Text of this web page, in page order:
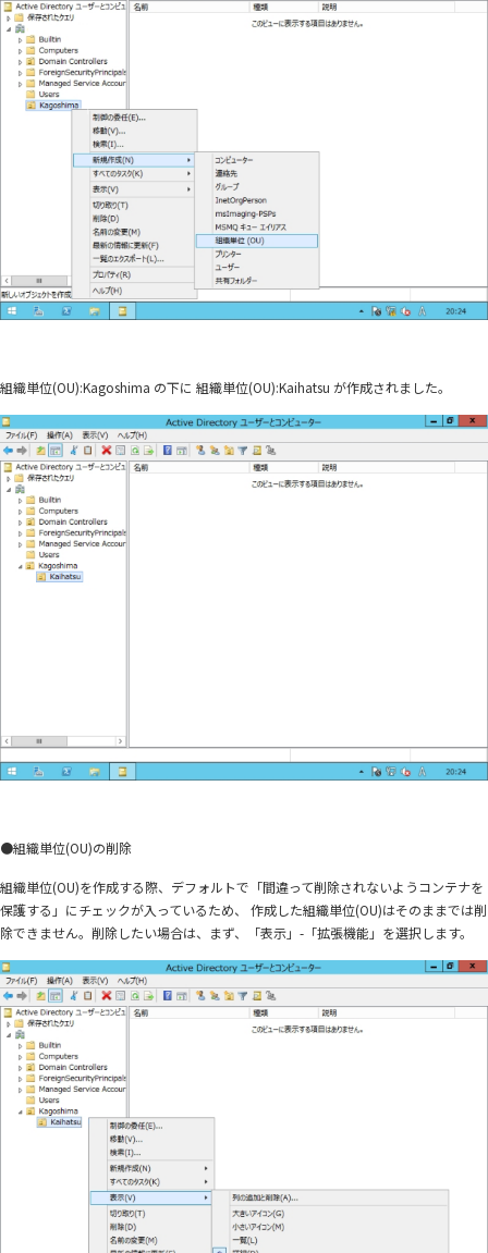
組織単位(OU):Kagoshima の下に 組織単位(OU):Kaihatsu が作成されました。
●組織単位(OU)の削除
組織単位(OU)を作成する際、デフォルトで「間違って削除されないようコンテナを
保護する」にチェックが入っているため、 作成した組織単位(OU)はそのままでは削
除できません。削除したい場合は、まず、「表示」-「拡張機能」を選択します。